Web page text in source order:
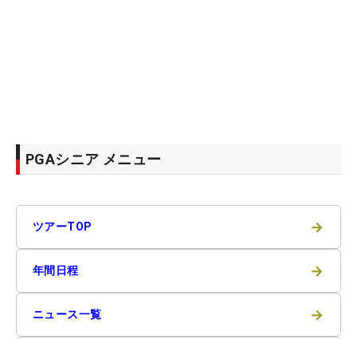
PGAシニア メニュー
ツアーTOP →
年間日程 →
ニュース一覧 →